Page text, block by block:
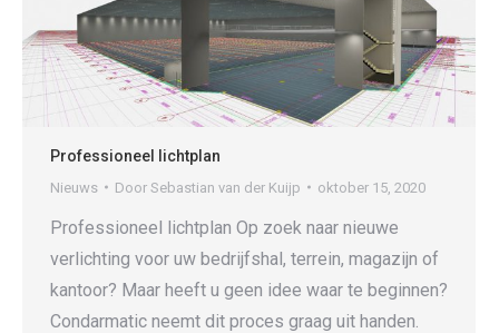
Professioneel lichtplan
Nieuws Door Sebastian van der Kuijp oktober 15, 2020
Professioneel lichtplan Op zoek naar nieuwe
verlichting voor uw bedrijfshal, terrein, magazijn of
kantoor? Maar heeft u geen idee waar te beginnen?
Condarmatic neemt dit proces graag uit handen.